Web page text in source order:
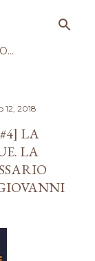
12, 2018
LA
LA